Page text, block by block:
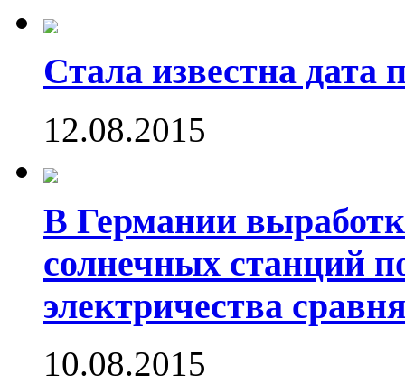
Стала известна дата
12.08.2015
В Германии
солнечных станций
электричества
10.08.2015